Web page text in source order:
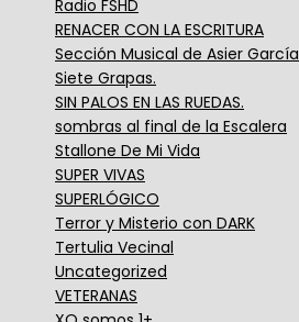
Radio FSHD
RENACER CON LA ESCRITURA
Sección Musical de Asier García
Siete Grapas.
SIN PALOS EN LAS RUEDAS.
sombras al final de la Escalera
Stallone De Mi Vida
SUPER VIVAS
SUPERLÓGICO
Terror y Misterio con DARK
Tertulia Vecinal
Uncategorized
VETERANAS